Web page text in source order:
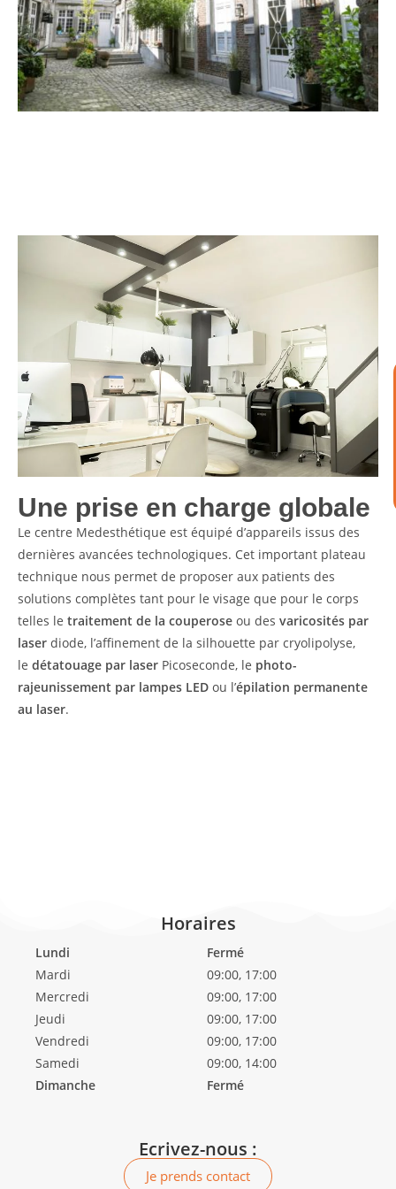
Une prise en charge globale
Le centre Medesthétique est équipé d’appareils issus des
dernières avancées technologiques. Cet important plateau
technique nous permet de proposer aux patients des
solutions complètes tant pour le visage que pour le corps
telles le traitement de la couperose ou des varicosités par
laser diode, l’affinement de la silhouette par cryolipolyse,
le détatouage par laser Picoseconde, le photo-
rajeunissement par lampes LED ou l’épilation permanente
au laser.
Horaires
Lundi
Mardi
Mercredi
Jeudi
Vendredi
Samedi
Dimanche
Fermé
09:00, 17:00
09:00, 17:00
09:00, 17:00
09:00, 17:00
09:00, 14:00
Fermé
Ecrivez-nous :
Je prends contact